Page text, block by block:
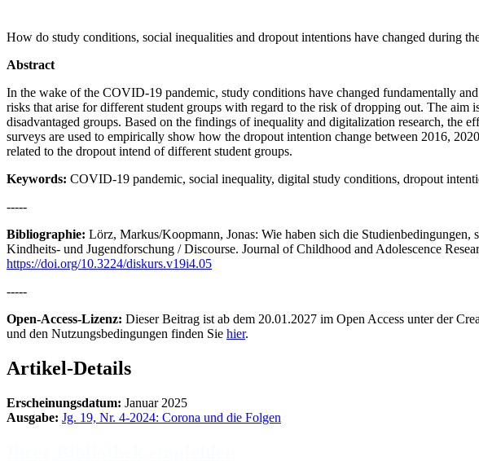
How do study conditions, social inequalities and dropout intentions have changed during
Abstract
In the wake of the COVID-19 pandemic, study conditions have changed fundamentally
risks that arise for different student groups with regard to the risk of dropping out. The
disadvantaged groups. Based on the findings of inequality and digitalization research, the
surveys are used to empirically show how the dropout intention change between 2016,
related to the dropout intend of different student groups.
Keywords: COVID-19 pandemic, social inequality, digital study conditions, dropout
-----
Bibliographie: Lörz, Markus/Koopmann, Jonas: Wie haben sich die
Kindheits- und Jugendforschung / Discourse. Journal of Childhood and Adolescence
https://doi.org/10.3224/diskurs.v19i4.05
-----
Open-Access-Lizenz: Dieser Beitrag ist ab dem 20.01.2027 im Open Access unter der
und den Nutzungsbedingungen finden Sie hier.
Artikel-Details
Erscheinungsdatum: Januar 2025
Ausgabe: Jg. 19, Nr. 4-2024: Corona und die Folgen